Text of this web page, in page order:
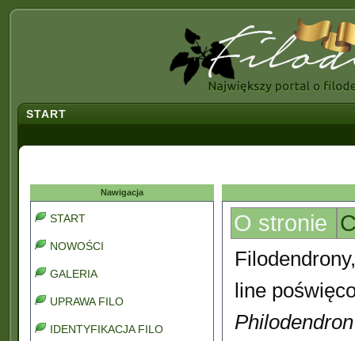
START
Nawigacja
START
NOWOŚCI
GALERIA
UPRAWA FILO
IDENTYFIKACJA FILO
O stronie
line
Philodendron